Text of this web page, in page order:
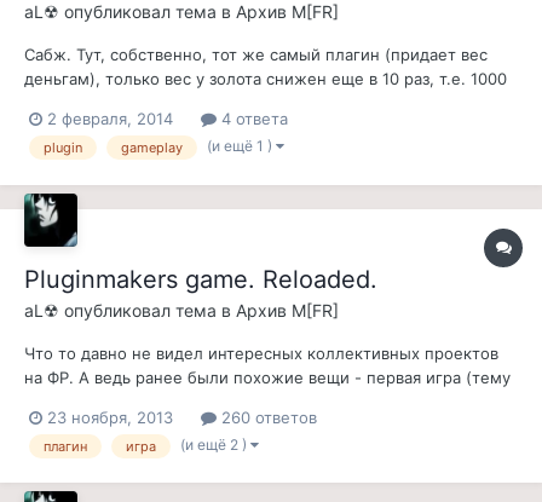
aL☢ опубликовал тема в Архив M[FR]
Сабж. Тут, собственно, тот же самый плагин (придает вес
деньгам), только вес у золота снижен еще в 10 раз, т.е. 1000
Устанавливать можно в любое время и на любую сборку,
конфликтов ни с чем нет, новая игра не обязательна.
2 февраля, 2014 4 ответа
plugin gameplay (и ещё 1 )
Pluginmakers game. Reloaded.
aL☢ опубликовал тема в Архив M[FR]
Что то давно не видел интересных коллективных проектов
на ФР. А ведь ранее были похожие вещи - первая игра (тему
бесшабашная и с морем фана! Вторая игра была мягко говоря
неудачная, потом была еще какая то попытка, которая
23 ноября, 2013 260 ответов
плагин игра (и ещё 2 )